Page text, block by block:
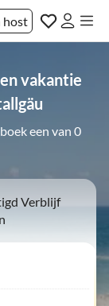
host
vakantie
een van 0
Verblijf